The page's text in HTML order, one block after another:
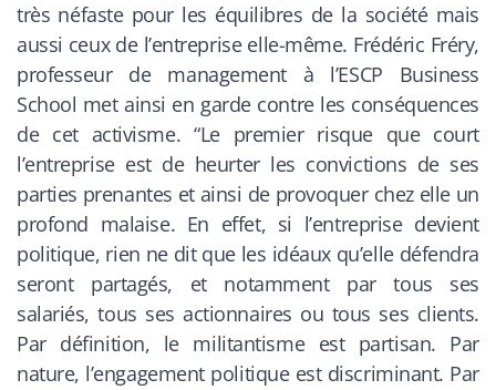
très néfaste pour les équilibres de la société mais
aussi ceux de l’entreprise elle-même. Frédéric Fréry,
professeur de management à l’ESCP Business
School met ainsi en garde contre les conséquences
de cet activisme. “Le premier risque que court
l’entreprise est de heurter les convictions de ses
parties prenantes et ainsi de provoquer chez elle un
profond malaise. En effet, si l’entreprise devient
politique, rien ne dit que les idéaux qu’elle défendra
seront partagés, et notamment par tous ses
salariés, tous ses actionnaires ou tous ses clients.
Par définition, le militantisme est partisan. Par
nature, l’engagement politique est discriminant. Par